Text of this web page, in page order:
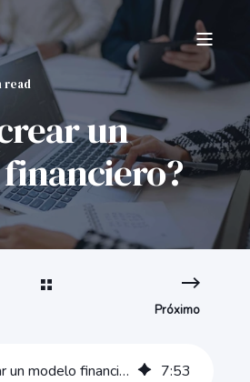
read
un
Próximo
¿Cómo crear un modelo financiero? 7:53